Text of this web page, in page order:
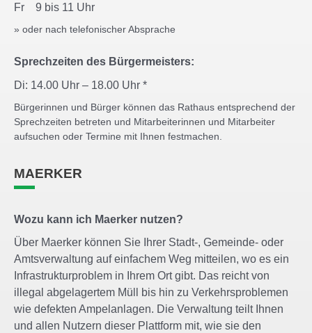
Fr 9 bis 11 Uhr
» oder nach telefonischer Absprache
Sprechzeiten des Bürgermeisters:
Di: 14.00 Uhr – 18.00 Uhr *
Bürgerinnen und Bürger können das Rathaus entsprechend der
Sprechzeiten betreten und Mitarbeiterinnen und Mitarbeiter
aufsuchen oder Termine mit Ihnen festmachen.
MAERKER
Wozu kann ich Maerker nutzen?
Über Maerker können Sie Ihrer Stadt-, Gemeinde- oder
Amtsverwaltung auf einfachem Weg mitteilen, wo es ein
Infrastrukturproblem in Ihrem Ort gibt. Das reicht von
illegal abgelagertem Müll bis hin zu Verkehrsproblemen
wie defekten Ampelanlagen. Die Verwaltung teilt Ihnen
und allen Nutzern dieser Plattform mit, wie sie den